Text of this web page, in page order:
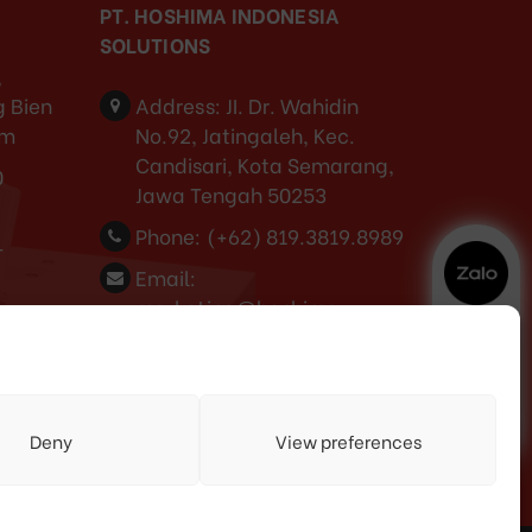
Deny View preferences
Bien
PT. HOSHIMA INDONESIA
SOLUTIONS
Address: JI. Dr. Wahidin
No.92, Jatingaleh, Kec.
Candisari, Kota Semarang,
Jawa Tengah 50253
Phone: (+62) 819.3819.8989‬
Email:
marketing@hoshima-